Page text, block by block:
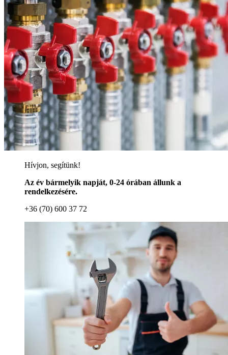
Hívjon, segítünk!
Az év bármelyik napját, 0-24 órában állunk a
rendelkezésére.
+36 (70) 600 37 72